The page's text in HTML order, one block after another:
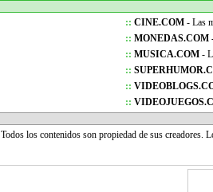
:: CINE.COM - Las
:: MONEDAS.COM
:: MUSICA.COM -
::
::
::
Todos los contenidos son propiedad de sus creadores.